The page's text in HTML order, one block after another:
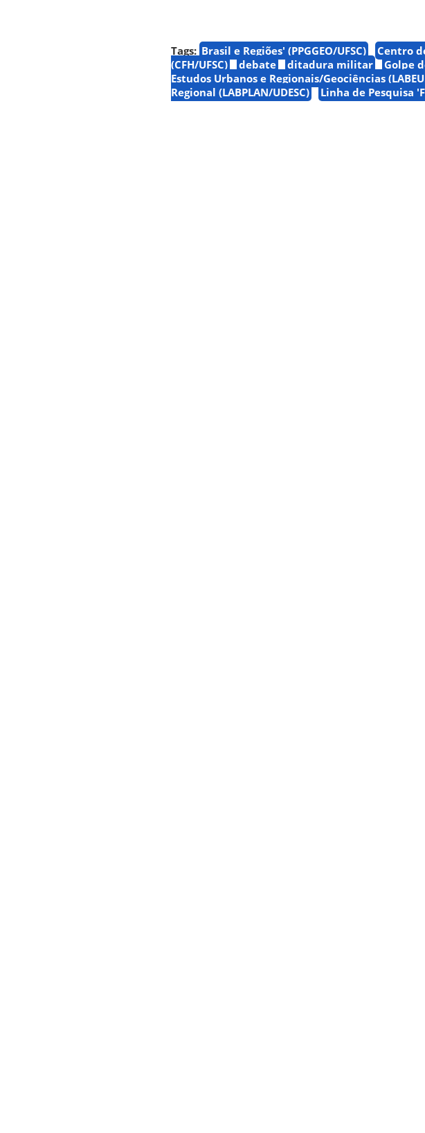
Tags: Brasil e Regiões' (PPGGEO/UFSC)
Centro
(CFH/UFSC)
debate ditadura militar Golpe
Estudos Urbanos e Regionais/Geociências
Regional (LABPLAN/UDESC)
Linha de Pesquisa